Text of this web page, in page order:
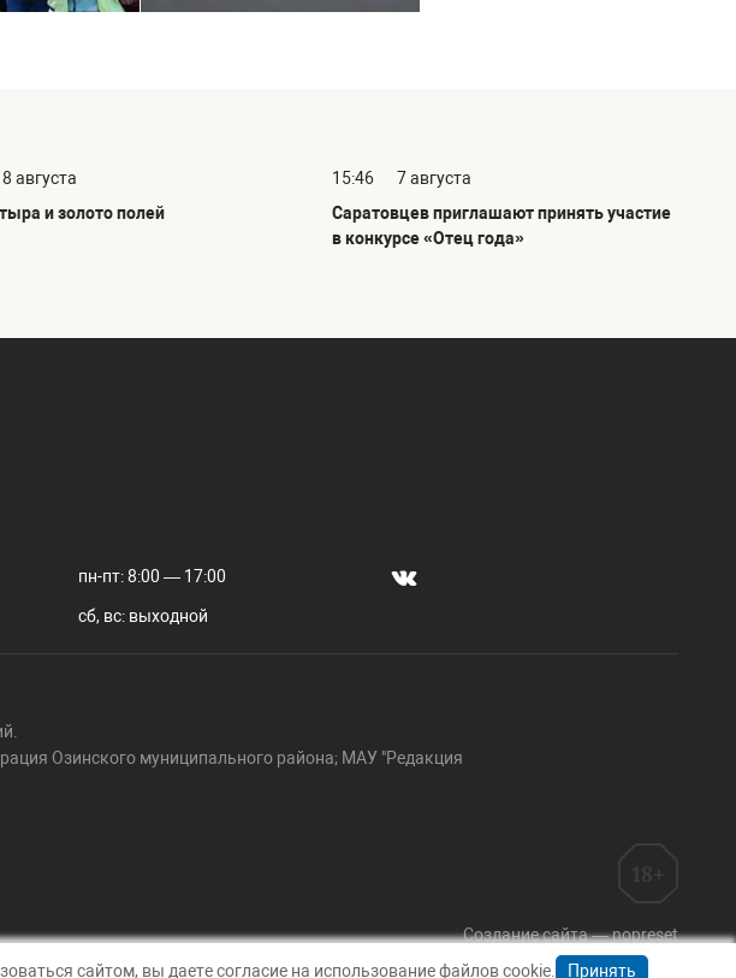
8 августа
и золото полей
15:46
7 августа
Саратовцев приглашают принять участие
в конкурсе «Отец года»
пн-пт: 8:00 — 17:00
сб, вс: выходной
Озинского муниципального района; МАУ "Редакция
Создание сайта — nopreset
сайтом, вы даете согласие на использование файлов cookie.
Принять